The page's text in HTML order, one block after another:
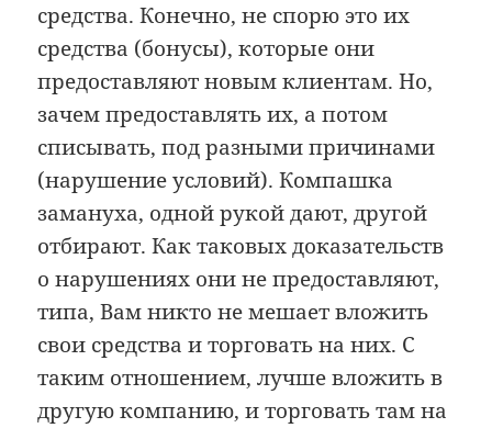
средства. Конечно, не спорю это их
средства (бонусы), которые они
предоставляют новым клиентам. Но,
зачем предоставлять их, а потом
списывать, под разными причинами
(нарушение условий). Компашка
замануха, одной рукой дают, другой
отбирают. Как таковых доказательств
о нарушениях они не предоставляют,
типа, Вам никто не мешает вложить
свои средства и торговать на них. С
таким отношением, лучше вложить в
другую компанию, и торговать там на